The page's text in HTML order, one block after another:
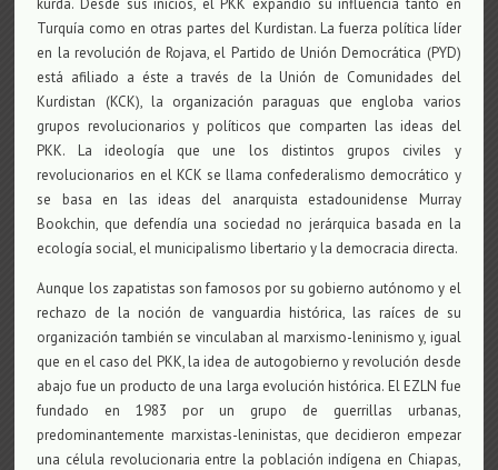
Turquía como en otras partes del Kurdistan. La fuerza política líder
en la revolución de Rojava, el Partido de Unión Democrática (PYD)
está afiliado a éste a través de la Unión de Comunidades del
Kurdistan (KCK), la organización paraguas que engloba varios
grupos revolucionarios y políticos que comparten las ideas del
PKK. La ideología que une los distintos grupos civiles y
revolucionarios en el KCK se llama confederalismo democrático y
se basa en las ideas del anarquista estadounidense Murray
Bookchin, que defendía una sociedad no jerárquica basada en la
ecología social, el municipalismo libertario y la democracia directa.
Aunque los zapatistas son famosos por su gobierno autónomo y el
rechazo de la noción de vanguardia histórica, las raíces de su
organización también se vinculaban al marxismo-leninismo y, igual
que en el caso del PKK, la idea de autogobierno y revolución desde
abajo fue un producto de una larga evolución histórica. El EZLN fue
fundado en 1983 por un grupo de guerrillas urbanas,
predominantemente marxistas-leninistas, que decidieron empezar
una célula revolucionaria entre la población indígena en Chiapas,